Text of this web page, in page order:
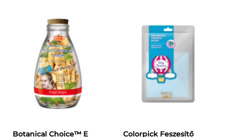
Botanical Choice™ E
Colorpick Feszesítő